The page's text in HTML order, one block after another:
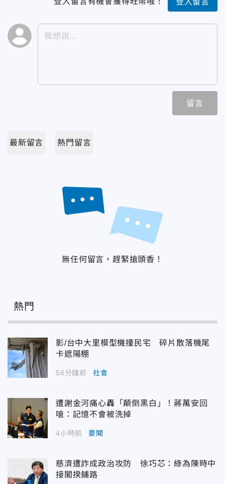
登入留言
留言
最新留言 熱門留言
無任何留言，趕緊搶頭香！
熱門
影/台中大里模型機撞民宅 碎片散落機尾
卡遮陽棚
58分鐘前 社會
遭謝金河痛心轟「顛倒黑白」！蔣萬安回
嗆：記憶不會被洗掉
4小時前 要聞
慈濟遭詐成政治攻防 徐巧芯：綠為陳時中
接閣揆鋪路